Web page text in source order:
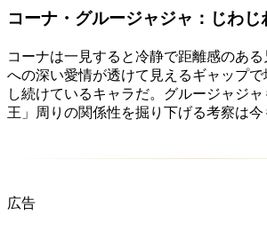
コーナ・グルージャジャ：じわじ
コーナは一見すると冷静で距離感のあ
への深い愛情が透けて見えるギャップ
し続けているキャラだ。グルージャジ
王」周りの関係性を掘り下げる考察は今
広告